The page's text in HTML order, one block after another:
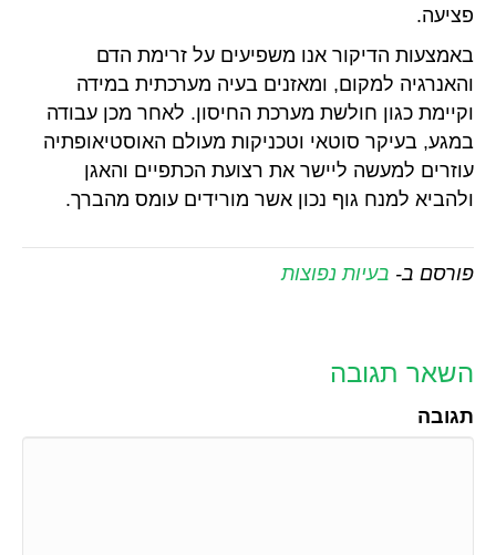
פציעה.
באמצעות הדיקור אנו משפיעים על זרימת הדם
והאנרגיה למקום, ומאזנים בעיה מערכתית במידה
וקיימת כגון חולשת מערכת החיסון. לאחר מכן עבודה
במגע, בעיקר סוטאי וטכניקות מעולם האוסטיאופתיה
עוזרים למעשה ליישר את רצועת הכתפיים והאגן
ולהביא למנח גוף נכון אשר מורידים עומס מהברך.
פורסם ב- בעיות נפוצות
השאר תגובה
תגובה